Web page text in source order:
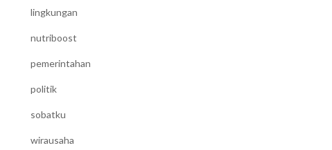
lingkungan
nutriboost
pemerintahan
politik
sobatku
wirausaha